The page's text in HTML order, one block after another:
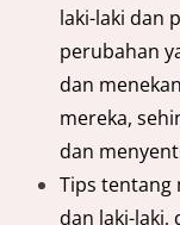
laki-laki dan
perubahan
dan
mereka,
dan
Tips tentang
dan laki-laki,